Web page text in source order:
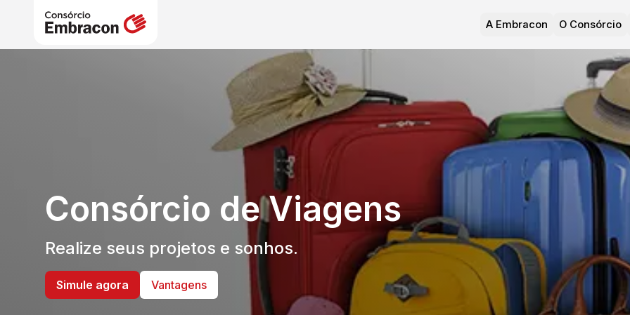
A Embracon O Consórcio
Consórcio de Viagens
Realize seus projetos e sonhos.
Simule agora Vantagens